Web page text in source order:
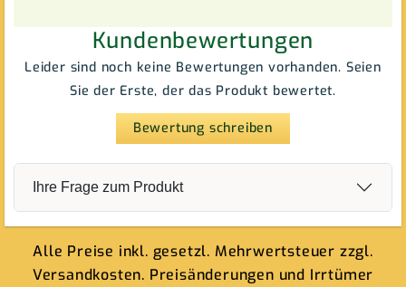
Kundenbewertungen
Leider sind noch keine Bewertungen vorhanden. Seien
Sie der Erste, der das Produkt bewertet.
Bewertung schreiben
Ihre Frage zum Produkt
Alle Preise inkl. gesetzl. Mehrwertsteuer zzgl.
Versandkosten. Preisänderungen und Irrtümer